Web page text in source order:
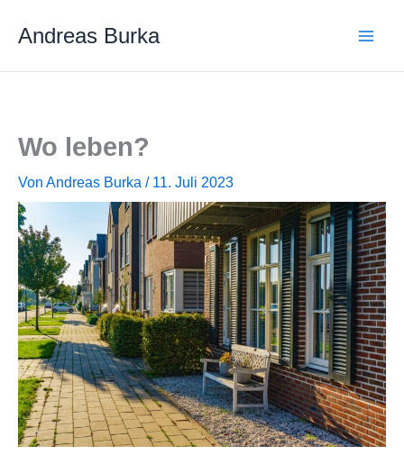
InhaltAndreas Burka
Wo leben?
Von Andreas Burka / 11. Juli 2023